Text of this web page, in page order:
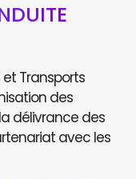
et Transports
des
délivrance des
avec les